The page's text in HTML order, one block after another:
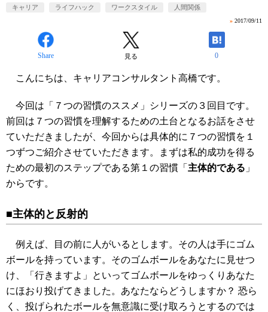
キャリア ライフハック ワークスタイル 人間関係
» 2017/09/11
Share 見る 0
こんにちは、キャリアコンサルタント高橋です。
今回は「７つの習慣のススメ」シリーズの３回目です。
前回は７つの習慣を理解するための土台となるお話をさせ
ていただきましたが、今回からは具体的に７つの習慣を１
つずつご紹介させていただきます。まずは私的成功を得る
ための最初のステップである第１の習慣「 主体的である 」
からです。
■主体的と反射的
例えば、目の前に人がいるとします。その人は手にゴム
ボールを持っています。そのゴムボールをあなたに見せつ
け、「行きますよ」といってゴムボールをゆっくりあなた
にほおり投げてきました。あなたならどうしますか？ 恐ら
く、投げられたボールを無意識に受け取ろうとするのでは